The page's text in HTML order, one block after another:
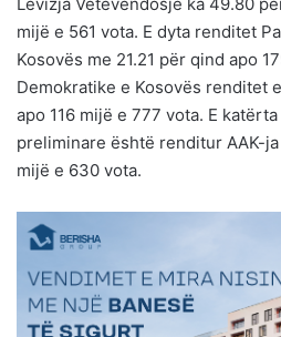
mijë e 561 vota. E dyta renditet
Kosovës me 21.21 për qind apo
Demokratike e Kosovës renditet
apo 116 mijë e 777 vota. E
preliminare është renditur AAK-
mijë e 630 vota.